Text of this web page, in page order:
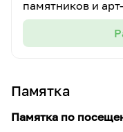
памятников и
Памятка
Памятка по